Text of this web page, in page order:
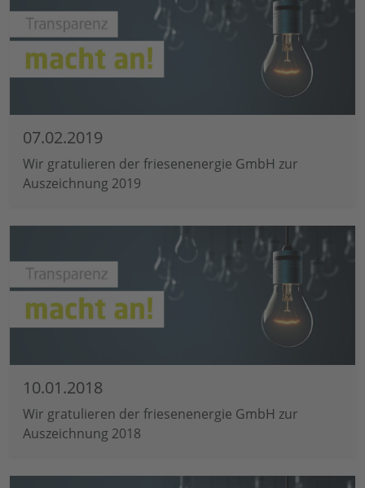
07.02.2019
Wir gratulieren der friesenenergie GmbH zur
Auszeichnung 2019
10.01.2018
Wir gratulieren der friesenenergie GmbH zur
Auszeichnung 2018